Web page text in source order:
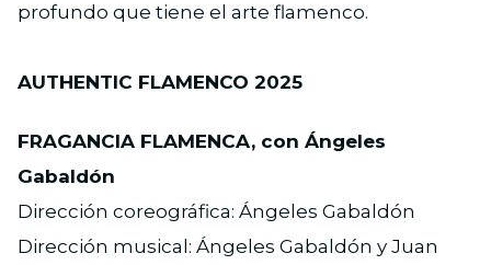
profundo que tiene el arte flamenco.
AUTHENTIC FLAMENCO 2025
FRAGANCIA FLAMENCA, con Ángeles
Gabaldón
Dirección coreográfica: Ángeles Gabaldón
Dirección musical: Ángeles Gabaldón y Juan